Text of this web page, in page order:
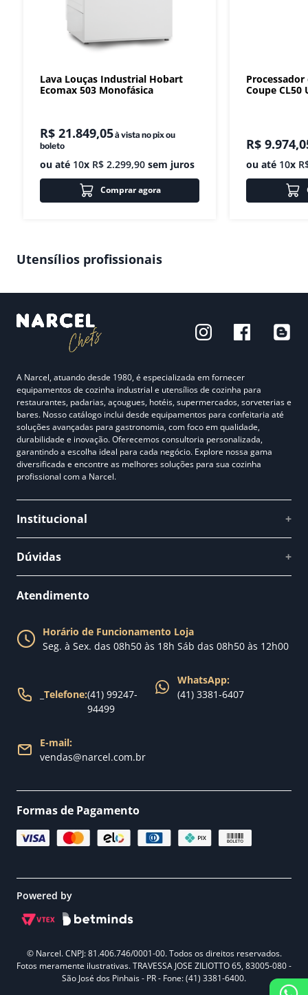
Lava Louças Industrial Hobart
Ecomax 503 Monofásica
R$ 21.849,05à vista no pix ou
boleto
ou até 10x R$ 2.299,90 sem juros
Comprar agora
Coupe CL50
R$ 9.974,
ou até 10x
Utensílios profissionais
A Narcel, atuando desde 1980, é especializada em fornecer
equipamentos de cozinha industrial e utensílios de cozinha para
restaurantes, padarias, açougues, hotéis, supermercados, sorveterias e
bares. Nosso catálogo inclui desde equipamentos para confeitaria até
soluções avançadas para gastronomia, com foco em qualidade,
durabilidade e inovação. Oferecemos consultoria personalizada,
garantindo a escolha ideal para cada negócio. Explore nossa gama
diversificada e encontre as melhores soluções para sua cozinha
profissional com a Narcel.
Institucional +
Fale conosco
Nossa loja
Dúvidas +
Política de Trocas
Política de Entrega
Atendimento
Horário de Funcionamento Loja
Seg. à Sex. das 08h50 às 18h Sáb das 08h50 às 12h00
Telefone:(41) 99247-
94499
WhatsApp:
(41) 3381-6407
E-mail:
vendas@narcel.com.br
Formas de Pagamento
Powered by
© Narcel. CNPJ: 81.406.746/0001-00. Todos os direitos reservados.
Fotos meramente ilustrativas. TRAVESSA JOSE ZILIOTTO 65, 83005-080 -
São José dos Pinhais - PR - Fone: (41) 3381-6400.